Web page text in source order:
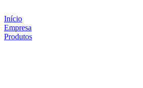
Início
Empresa
Produtos